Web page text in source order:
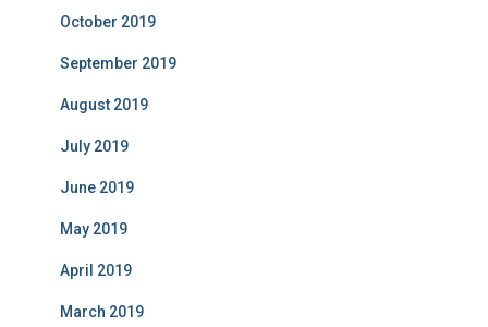
October 2019
September 2019
August 2019
July 2019
June 2019
May 2019
April 2019
March 2019